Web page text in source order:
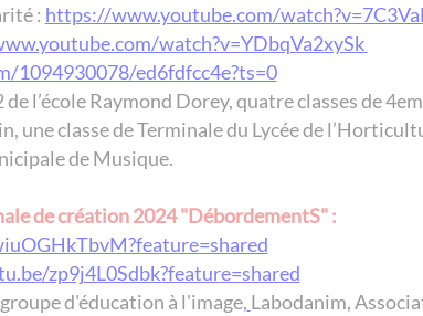
: https://www.youtube.com/
watch?v=YDbqVa2xySk
1094930078/ed6fdfcc4e?ts=0
l’école Raymond Dorey, quatre classes de
une classe de Terminale du Lycée de
de Musique.
de création 2024 "DébordementS" :
zp9j4L0Sdbk?feature=shared
d'éducation à l'image, Labodanim,